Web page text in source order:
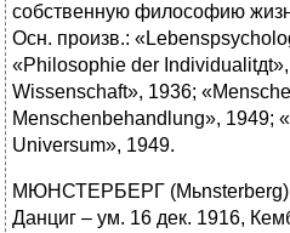
собственную философию
Осн. произв.:
«Philosophie der
Wissenschaft», 1936;
Menschenbehandlung», 1949;
Universum», 1949.
МЮНСТЕРБЕРГ (Mьnsterberg)
Данциг – ум. 16 дек. 1916,